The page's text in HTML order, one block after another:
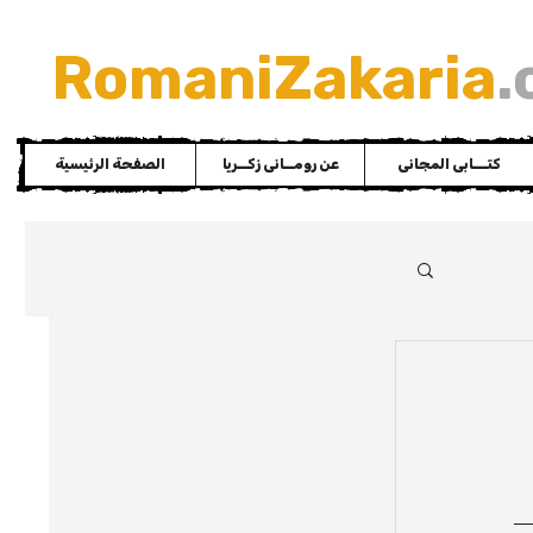
RomaniZakaria
الصفحة الرئيسية عن رومــانى زكــريا كتـــابى المجانى